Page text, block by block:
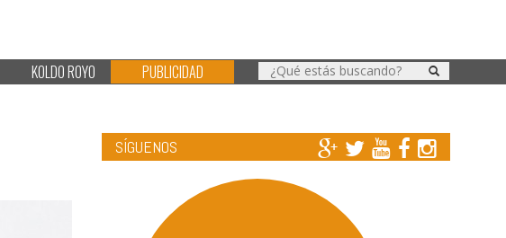
KOLDO ROYO PUBLICIDAD
SÍGUENOS